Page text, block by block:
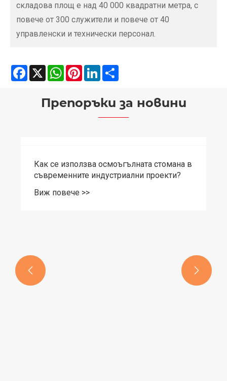
складова площ е над 40 000 квадратни метра, с
повече от 300 служители и повече от 40
управленски и технически персонал.
Facebook WhatsAppPinterestLinkedIn
Препоръки за новини
Как осмоъгълната стомана подобрява
здравината и прецизността в
Виж повече >>
 